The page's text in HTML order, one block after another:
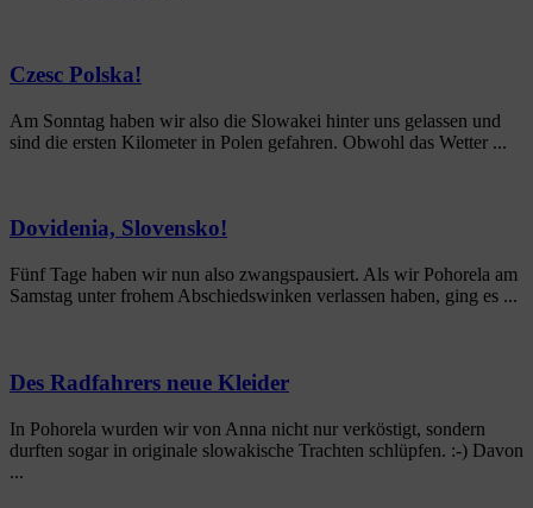
Czesc Polska!
Am Sonntag haben wir also die Slowakei hinter uns gelassen und
sind die ersten Kilometer in Polen gefahren. Obwohl das Wetter ...
Dovidenia, Slovensko!
Fünf Tage haben wir nun also zwangspausiert. Als wir Pohorela am
Samstag unter frohem Abschiedswinken verlassen haben, ging es ...
Des Radfahrers neue Kleider
In Pohorela wurden wir von Anna nicht nur verköstigt, sondern
durften sogar in originale slowakische Trachten schlüpfen. :-) Davon
...